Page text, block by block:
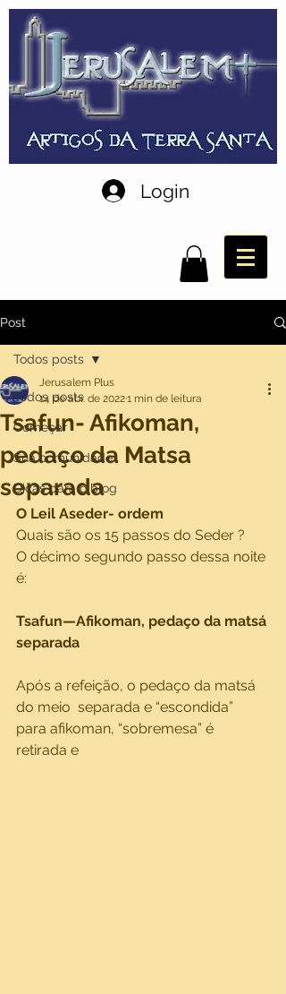
Login
Post
Todos posts
Começar
Sua comunidade
Dicas para o blog
Todos posts
Tsafun- Afikoman,
pedaço da Matsa
separada
Jerusalem Plus
14 de abr. de 20221 min de leitura
O Leil Aseder- ordem
Quais são os 15 passos do Seder ?
O décimo segundo passo dessa noite
é:
Tsafun—Afikoman, pedaço da matsá
separada
Após a refeição, o pedaço da matsá
do meio  separada e “escondida”
para afikoman, “sobremesa” é
retirada e